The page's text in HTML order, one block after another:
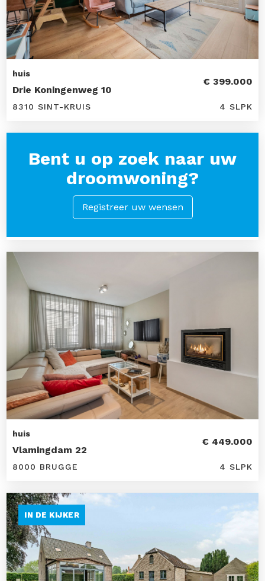
huis
Drie Koningenweg 10
€ 399.000
8310 SINT-KRUIS 4 SLPK
Bent u op zoek naar uw
droomwoning?
Registreer uw wensen
huis
Vlamingdam 22
€ 449.000
8000 BRUGGE 4 SLPK
IN DE KIJKER